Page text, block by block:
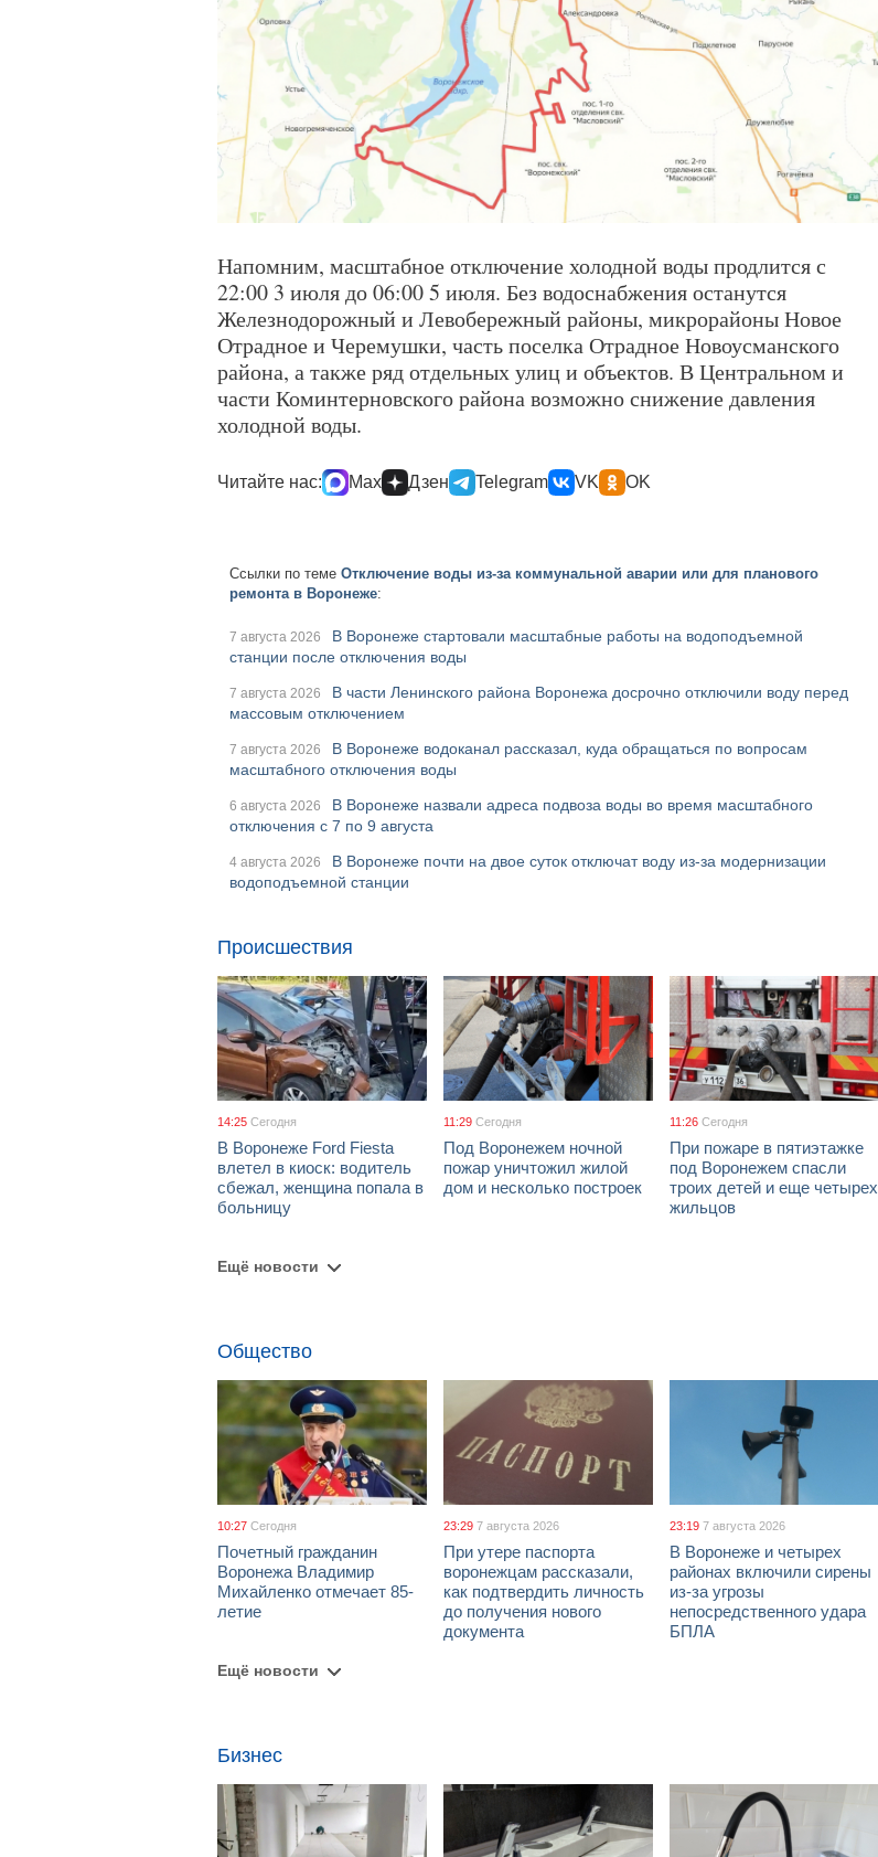
Напомним, масштабное отключение холодной воды продлится с
22:00 3 июля до 06:00 5 июля. Без водоснабжения останутся
Железнодорожный и Левобережный районы, микрорайоны Новое
Отрадное и Черемушки, часть поселка Отрадное Новоусманского
района, а также ряд отдельных улиц и объектов. В Центральном и
части Коминтерновского района возможно снижение давления
холодной воды.
Читайте нас: Max Дзен Telegram VK OK
Ссылки по теме Отключение воды из-за коммунальной аварии или для планового
ремонта в Воронеже:
7 августа 2026
В Воронеже стартовали масштабные работы на водоподъемной
станции после отключения воды
7 августа 2026
В части Ленинского района Воронежа досрочно отключили воду перед
массовым отключением
7 августа 2026
В Воронеже водоканал рассказал, куда обращаться по вопросам
масштабного отключения воды
6 августа 2026
В Воронеже назвали адреса подвоза воды во время масштабного
отключения с 7 по 9 августа
4 августа 2026
В Воронеже почти на двое суток отключат воду из-за модернизации
водоподъемной станции
Происшествия
14:25 Сегодня
В Воронеже Ford Fiesta
влетел в киоск: водитель
сбежал, женщина попала в
больницу
11:29 Сегодня
Под Воронежем ночной
пожар уничтожил жилой
дом и несколько построек
11:26 Сегодня
При пожаре в пятиэтажке
под Воронежем спасли
троих детей и еще четырех
жильцов
Ещё новости
Общество
10:27 Сегодня
Почетный гражданин
Воронежа Владимир
Михайленко отмечает 85-
летие
23:29 7 августа 2026
При утере паспорта
воронежцам рассказали,
как подтвердить личность
до получения нового
документа
23:19 7 августа 2026
В Воронеже и четырех
районах включили сирены
из-за угрозы
непосредственного удара
БПЛА
Ещё новости
Бизнес